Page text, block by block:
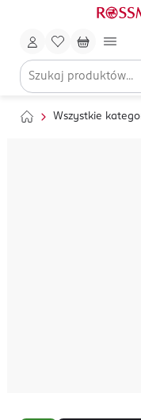
Wszystkie